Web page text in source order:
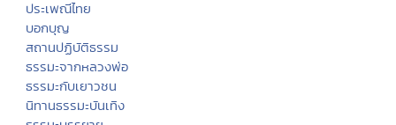
ประเพณีไทย
บอกบุญ
สถานปฏิบัติธรรม
ธรรมะจากหลวงพ่อ
ธรรมะกับเยาวชน
นิทานธรรมะบันเทิง